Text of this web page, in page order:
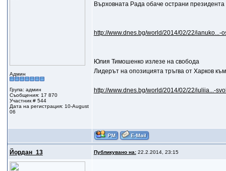
Админ
Група: админ
Съобщения: 17 870
Участник # 544
Дата на регистрация: 10-August
06
Върховната Рада обаче острани
http://www.dnes.bg/world/2014/02/22/ianuko...-
Юлия Тимошенко излезе на свобода
Лидерът на опозицията тръгва от Харков
http://www.dnes.bg/world/2014/02/22/iuliia...-
Йордан_13 Публикувано на:22.2.2014, 23:15